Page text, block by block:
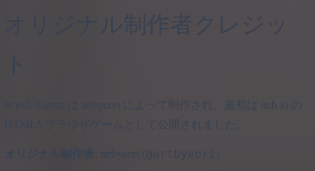
オリジナル制作者クレジッ
Brush Jjaemu は artbyeori によって制作され、最初は itch.io の
HTML5 ブラウザゲームとして公開されました。
artbyeori ( @artbyeori )